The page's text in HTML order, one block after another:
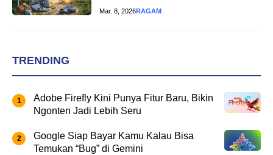
Mar. 8, 2026RAGAM
TRENDING
Adobe Firefly Kini Punya Fitur Baru, Bikin
Ngonten Jadi Lebih Seru
Google Siap Bayar Kamu Kalau Bisa
Temukan “Bug” di Gemini